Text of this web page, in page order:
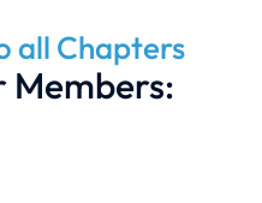
all Chapters
Members: